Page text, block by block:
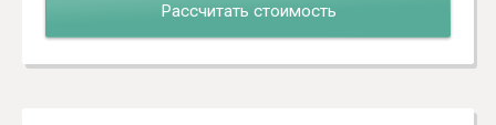
Рассчитать стоимость